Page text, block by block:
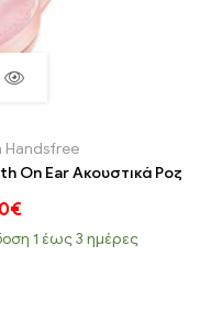
Handsfree
On Ear Ακουστικά Ροζ
€
1 έως 3 ημέρες